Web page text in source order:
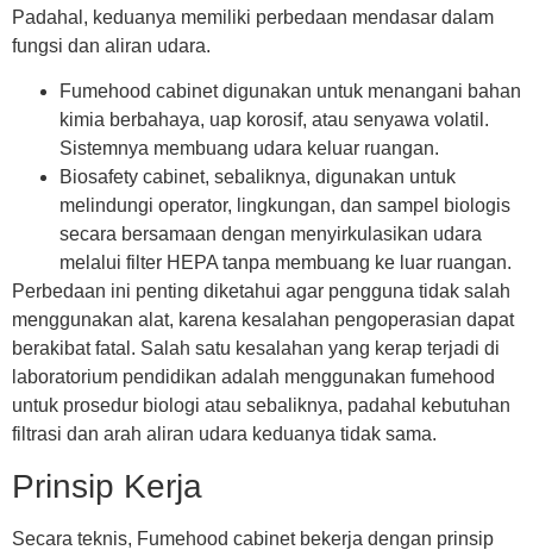
Padahal, keduanya memiliki perbedaan mendasar dalam
fungsi dan aliran udara.
Fumehood cabinetdigunakan untuk menangani bahan
kimia berbahaya, uap korosif, atau senyawa volatil.
Sistemnya membuang udara keluar ruangan.
Biosafety cabinet, sebaliknya, digunakan untuk
melindungi operator, lingkungan, dan sampel biologis
secara bersamaan dengan menyirkulasikan udara
melalui filter HEPA tanpa membuang ke luar ruangan.
Perbedaan ini penting diketahui agar pengguna tidak salah
menggunakan alat, karena kesalahan pengoperasian dapat
berakibat fatal. Salah satu kesalahan yang kerap terjadi di
laboratorium pendidikan adalah menggunakan fumehood
untuk prosedur biologi atau sebaliknya, padahal kebutuhan
filtrasi dan arah aliran udara keduanya tidak sama.
Prinsip Kerja
Secara teknis, Fumehood cabinetbekerja dengan prinsip